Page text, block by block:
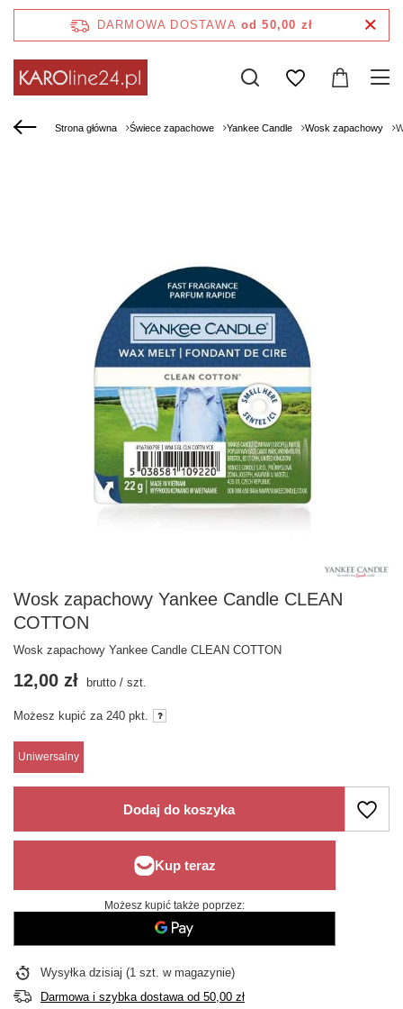
DARMOWA DOSTAWA od 50,00 zł
Strona główna Świece zapachowe Yankee Candle Wosk zapachowy
Wosk zapachowy Yankee Candle CLEAN
COTTON
Wosk zapachowy Yankee Candle CLEAN COTTON
Uniwersalny
12,00 zł brutto / szt.
Możesz kupić za 240 pkt.
Dodaj do koszyka
Możesz kupić także poprzez:
Wysyłka dzisiaj (1 szt. w magazynie)
Darmowa i szybka dostawaod 50,00 zł